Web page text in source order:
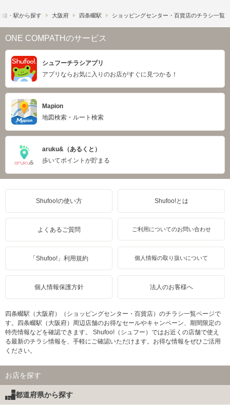
線・駅から探す 大阪府 四条畷駅 ショッピングセンター・百貨店のチラシ一覧
ONE COMPATHのサービス
シュフーチラシアプリ
アプリならお気に入りのお店がすぐに見つかる！
Mapion
地図検索・ルート検索
aruku&（あるくと）
歩いてポイントが貯まる
Shufoo!の使い方 Shufoo!とは
よくあるご質問 ご利用についてのお問い合わせ
「Shufoo!」利用規約 個人情報の取り扱いについて
個人情報保護方針 法人のお客様へ
四条畷駅（大阪府）（ショッピングセンター・百貨店）のチラシ一覧ページで
す。四条畷駅（大阪府）周辺店舗のお得なセールやキャンペーン、期間限定の
特売情報などを確認できます。 Shufoo!（シュフー）ではお近くの店舗で使え
る最新のチラシ情報を、手軽にご確認いただけます。お得な情報をぜひご活用
ください。
お店を探す
都道府県から探す